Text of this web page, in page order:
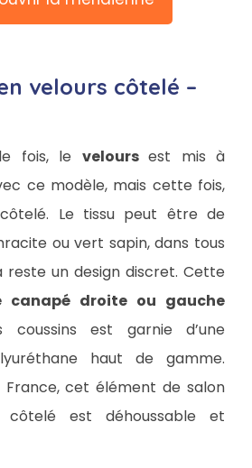
velours côtelé –
fois, le veloursest mis à
ce modèle, mais cette fois,
Le tissu peut être de
ou vert sapin, dans tous
reste un design discret. Cette
canapé droite ou gauche
coussins est garnie d’une
haut de gamme.
France, cet élément de salon
côtelé est déhoussable et